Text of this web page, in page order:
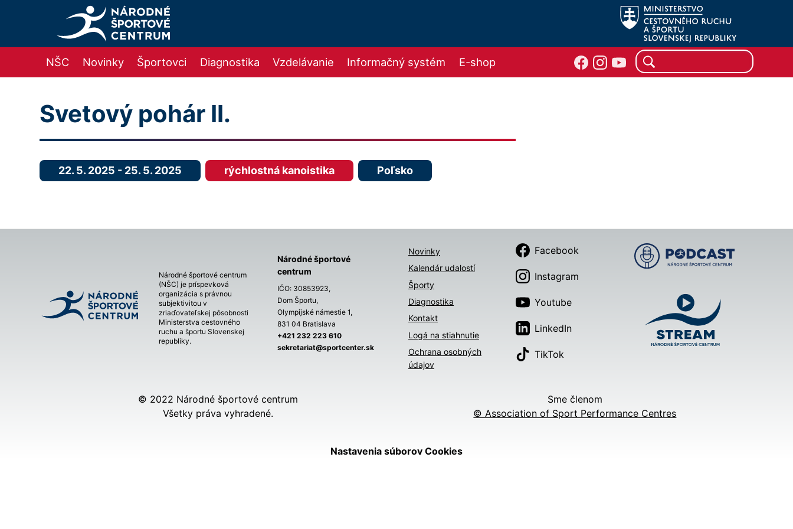
NŠC Novinky Športovci Diagnostika Vzdelávanie Informačný systém E-shop
Svetový pohár II.
22. 5. 2025 - 25. 5. 2025 rýchlostná kanoistika Poľsko
Národné športové centrum
(NŠC) je príspevková
organizácia s právnou
subjektivitou v
zriaďovateľskej pôsobnosti
Ministerstva cestovného
ruchu a športu Slovenskej
republiky.
Národné športové
centrum
IČO: 30853923,
Dom Športu,
Olympijské námestie 1,
831 04 Bratislava
+421 232 223 610
sekretariat@sportcenter.sk
Novinky
Kalendár udalostí
Športy
Diagnostika
Kontakt
Logá na stiahnutie
Ochrana osobných
údajov
Facebook
Instagram
Youtube
LinkedIn
TikTok
© 2022 Národné športové centrum
Všetky práva vyhradené.
Sme členom
© Association of Sport Performance Centres
Nastavenia súborov Cookies